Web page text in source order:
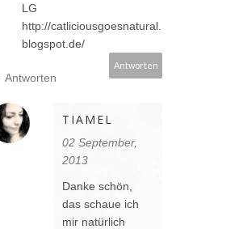
LG
http://catliciousgoesnatural.
blogspot.de/
Antworten
Antworten
TIAMEL
02 September,
2013
Danke schön,
das schaue ich
mir natürlich